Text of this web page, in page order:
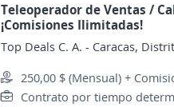
Teleoperador de Ventas /
¡Comisiones Ilimitadas!
Top Deals C. A. - Caracas,
250,00 $ (Mensual) +
Contrato por tiempo